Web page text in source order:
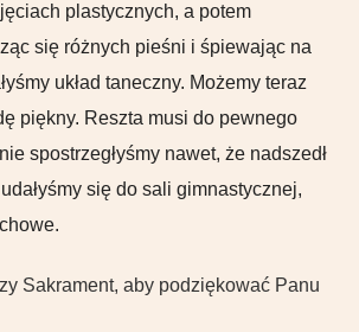
plastycznych, a potem
się różnych pieśni i śpiewając na
układ taneczny. Możemy teraz
piękny. Reszta musi do pewnego
spostrzegłyśmy nawet, że nadszedł
się do sali gimnastycznej,
Sakrament, aby podziękować Panu